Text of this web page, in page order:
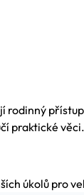
rodinný
praktické věci.
úkolů pro